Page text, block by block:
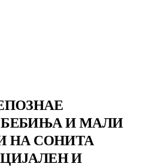
БЕБИЊА И МАЛИ
НА СОНИТА
И